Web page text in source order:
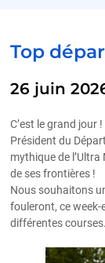
Top
26 juin
C’est le grand jour
Président du
mythique de
de ses frontières !
Nous souhaitons
fouleront, ce week-
différentes courses.